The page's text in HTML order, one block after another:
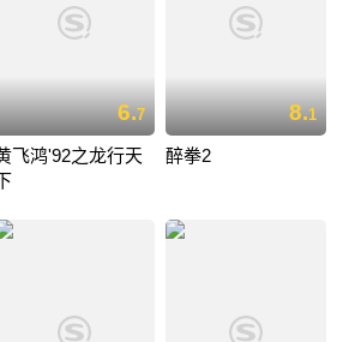
6.7
飞鸿'92之龙行天
8.1
醉拳2